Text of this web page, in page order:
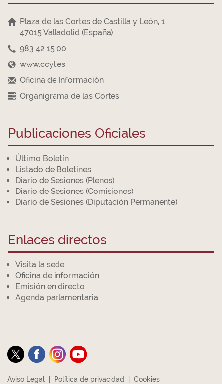
Plaza de las Cortes de Castilla y León, 1
47015 Valladolid (España)
983 42 15 00
www.ccyl.es
Oficina de Información
Organigrama de las Cortes
Publicaciones Oficiales
Último Boletín
Listado de Boletines
Diario de Sesiones (Plenos)
Diario de Sesiones (Comisiones)
Diario de Sesiones (Diputación Permanente)
Enlaces directos
Visita la sede
Oficina de información
Emisión en directo
Agenda parlamentaria
Aviso Legal Política de privacidad Cookies